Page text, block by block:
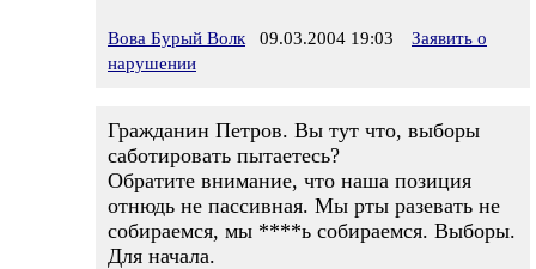
Вова Бурый Волк 09.03.2004 19:03
Заявить о
нарушении
Гражданин Петров. Вы тут что, выборы
саботировать пытаетесь?
Обратите внимание, что наша позиция
отнюдь не пассивная. Мы рты разевать не
собираемся, мы ****ь собираемся. Выборы.
Для начала.